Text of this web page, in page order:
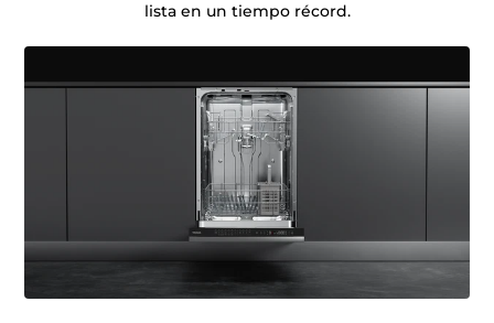
lista en un tiempo récord.